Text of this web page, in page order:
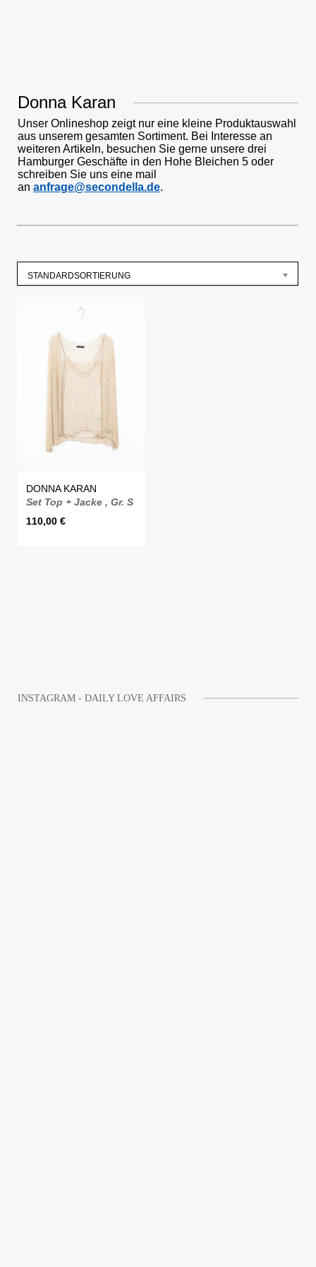
Donna Karan
Unser Onlineshop zeigt nur eine kleine Produktauswahl
aus unserem gesamten Sortiment. Bei Interesse an
weiteren Artikeln, besuchen Sie gerne unsere drei
Hamburger Geschäfte in den Hohe Bleichen 5 oder
schreiben Sie uns eine mail
an anfrage@secondella.de.
STANDARDSORTIERUNG
DONNA KARAN
Set Top + Jacke , Gr. S
110,00 €
INSTAGRAM - DAILY LOVE AFFAIRS